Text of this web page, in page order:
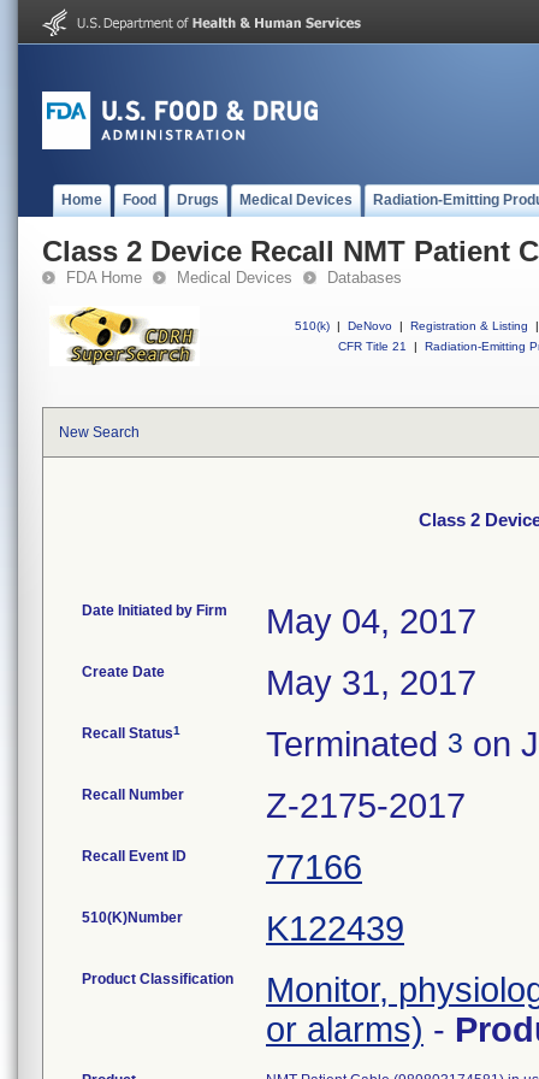
Home Food Drugs Medical Devices Radiation-Emitting
Class 2 Device Recall NMT Patient
FDA Home Medical Devices Databases
510(k) | DeNovo | Registration & Listing
|
CFR Title 21
| Radiation-Emitting
New Search
Class 2
Date Initiated by Firm May 04, 2017
Create Date May 31, 2017
Recall Status1 Terminated 3 on
Recall Number Z-2175-2017
Recall Event ID 77166
510(K)Number K122439
Product Classification
Monitor,
or alarms) -